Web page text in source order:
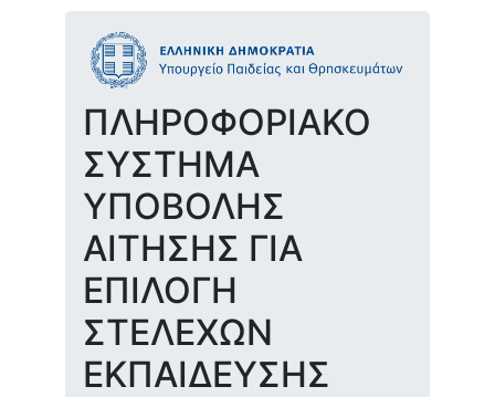
ΠΛΗΡΟΦΟΡΙΑΚΟ
ΣΥΣΤΗΜΑ
ΥΠΟΒΟΛΗΣ
ΑΙΤΗΣΗΣ ΓΙΑ
ΕΠΙΛΟΓΗ
ΣΤΕΛΕΧΩΝ
ΕΚΠΑΙΔΕΥΣΗΣ